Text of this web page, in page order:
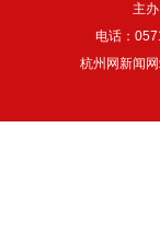
主
电话：
杭州网新闻